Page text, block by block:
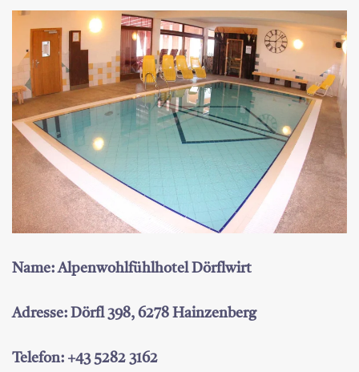
Name: Alpenwohlfühlhotel Dörflwirt
Adresse: Dörfl 398, 6278 Hainzenberg
Telefon: +43 5282 3162